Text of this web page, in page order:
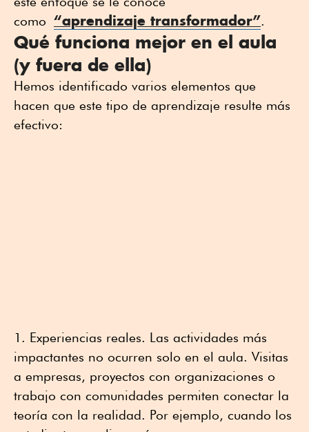
como “aprendizaje transformador”.
Qué funciona mejor en el aula
(y fuera de ella)
Hemos identificado varios elementos que
hacen que este tipo de aprendizaje resulte más
efectivo:
Experiencias reales. Las actividades más
impactantes no ocurren solo en el aula. Visitas
a empresas, proyectos con organizaciones o
trabajo con comunidades permiten conectar la
teoría con la realidad. Por ejemplo, cuando los